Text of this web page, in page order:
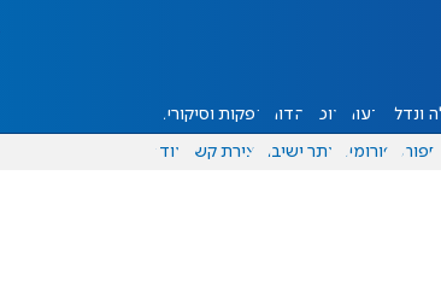
ונדל"ן דעות אוכל יהדות הפקות וסיקורים
ספורט פורומים אתר ישיבה יצירת קשר עוד